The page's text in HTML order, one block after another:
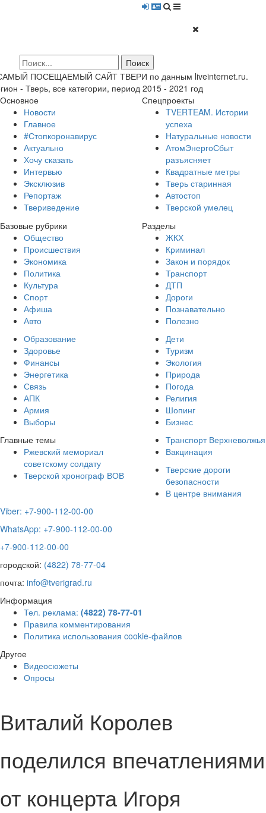
ПОСЕЩАЕМЫЙ САЙТ ТВЕРИ по данным liveinternet.ru.
- Тверь, все категории, период 2015 - 2021 год
Основное
Новости
Главное
#Стопкоронавирус
Актуально
Хочу сказать
Интервью
Эксклюзив
Репортаж
Твериведение
Спецпроекты
TVERTEAM. Истории
успеха
Натуральные новости
АтомЭнергоСбыт
разъясняет
Квадратные метры
Тверь старинная
Автостоп
Тверской умелец
Базовые рубрики
Общество
Происшествия
Экономика
Политика
Культура
Спорт
Афиша
Авто
Разделы
ЖКХ
Криминал
Закон и порядок
Транспорт
ДТП
Дороги
Познавательно
Полезно
Образование
Здоровье
Финансы
Энергетика
Связь
АПК
Армия
Выборы
Дети
Туризм
Экология
Природа
Погода
Религия
Шопинг
Бизнес
Главные темы
Ржевский мемориал
советскому солдату
Тверской хронограф ВОВ
Транспорт Верхневолжья
Вакцинация
Тверские дороги
безопасности
В центре внимания
Viber: +7-900-112-00-00
WhatsApp: +7-900-112-00-00
+7-900-112-00-00
городской: (4822) 78-77-04
почта: info@tverigrad.ru
Информация
Тел. реклама: (4822) 78-77-01
Правила комментирования
Политика использования cookie-файлов
Другое
Видеосюжеты
Опросы
Виталий Королев
поделился впечатлениями
от концерта Игоря